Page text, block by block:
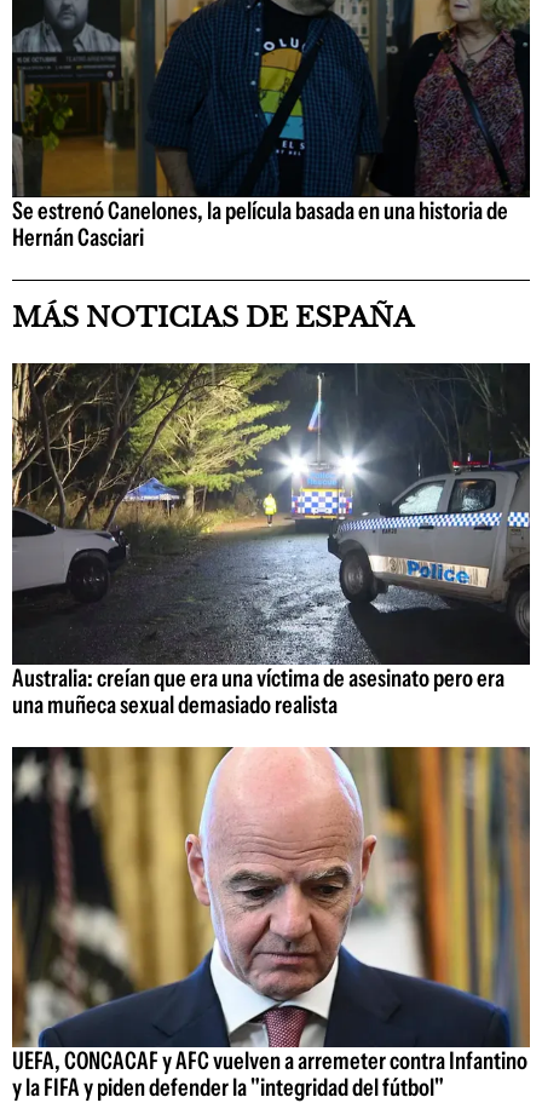
Se estrenó Canelones, la película basada en una historia de
Hernán Casciari
MÁS NOTICIAS DE ESPAÑA
Australia: creían que era una víctima de asesinato pero era
una muñeca sexual demasiado realista
UEFA, CONCACAF y AFC vuelven a arremeter contra Infantino
y la FIFA y piden defender la "integridad del fútbol"